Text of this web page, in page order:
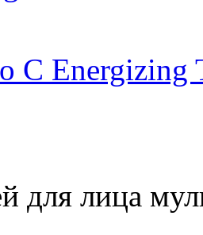
C Energizing
для лица